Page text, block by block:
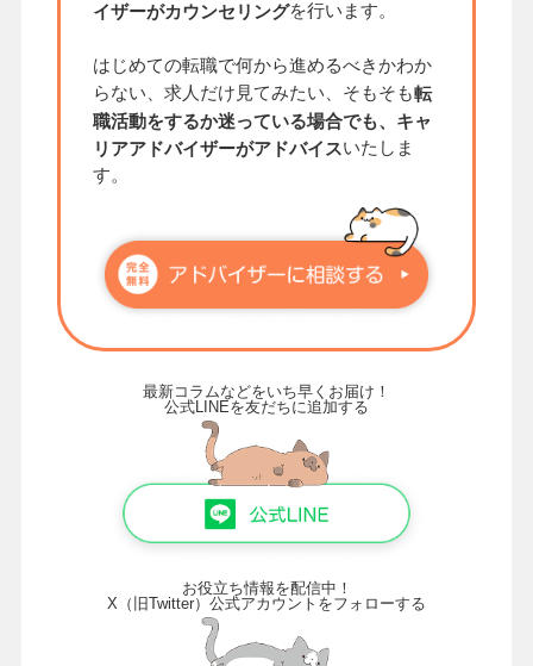
イザーがカウンセリングを行います。
はじめての転職で何から進めるべきかわか
らない、求人だけ見てみたい、そもそも転
職活動をするか迷っている場合でも、キャ
リアアドバイザーがアドバイスいたしま
す。
最新コラムなどをいち早くお届け！
公式LINEを友だちに追加する
お役立ち情報を配信中！
X（旧Twitter）公式アカウントをフォローする